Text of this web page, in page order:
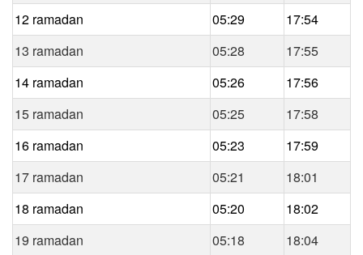
12 ramadan 05:29
17:54
13 ramadan
05:28
17:55
14 ramadan
05:26
17:56
15 ramadan
05:25
17:58
16 ramadan
05:23
17:59
17 ramadan
05:21
18:01
18 ramadan
05:20
18:02
19 ramadan
05:18
18:04